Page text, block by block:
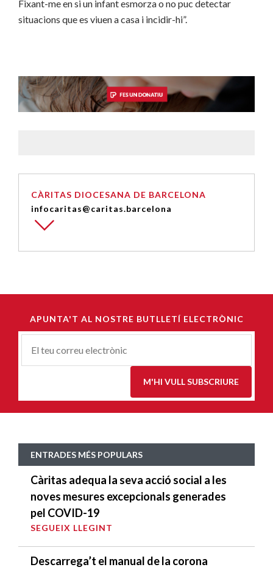
Fixant-me en si un infant esmorza o no puc detectar
situacions que es viuen a casa i incidir-hi”.
CÀRITAS DIOCESANA DE BARCELONA
infocaritas@caritas.barcelona
APUNTA'T AL NOSTRE BUTLLETÍ ELECTRÒNIC
Correu-
M'HI VULL SUBSCRIURE
ENTRADES MÉS POPULARS
Càritas adequa la seva acció social a les
noves mesures excepcionals generades
pel COVID-19
SEGUEIX LLEGINT
Descarrega’t el manual de la corona